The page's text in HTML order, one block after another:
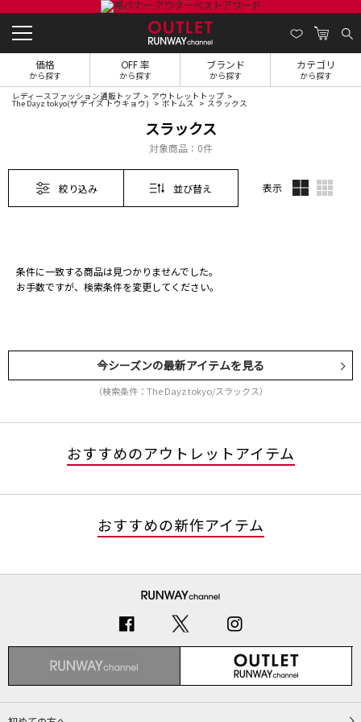
価格
から探す
OFF 率
から探す
ブランド
から探す
カテゴリ
から探す
レディースファッション通販トップ アウトレットトップ
The Dayz tokyo(ザ デイズ トウキョウ) ボトムス スラックス
スラックス
対象商品： 0件
絞り込み 並び替え 表示
条件に一致する商品は見つかりませんでした。
お手数ですが、検索条件を変更してください。
今シーズンの最新アイテムを見る
（検索条件：The Dayz tokyo/スラックス）
おすすめのアウトレットアイテム
おすすめの新作アイテム